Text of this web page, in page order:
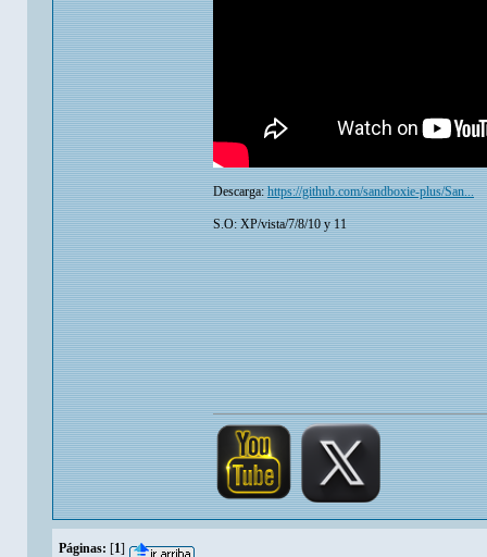
Descarga:https://github.com/sandboxie-plus/San...
S.O: XP/vista/7/8/10 y 11
Páginas: [1]